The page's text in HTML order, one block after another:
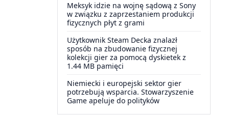
Meksyk idzie na wojnę sądową z Sony
w związku z zaprzestaniem produkcji
fizycznych płyt z grami
Użytkownik Steam Decka znalazł
sposób na zbudowanie fizycznej
kolekcji gier za pomocą dyskietek z
1.44 MB pamięci
Niemiecki i europejski sektor gier
potrzebują wsparcia. Stowarzyszenie
Game apeluje do polityków